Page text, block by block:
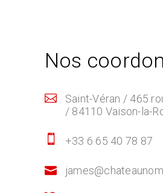
Nos
Saint-Véran / 465
/ 84110 Vaison-la-
+33 6 65 40 78 87